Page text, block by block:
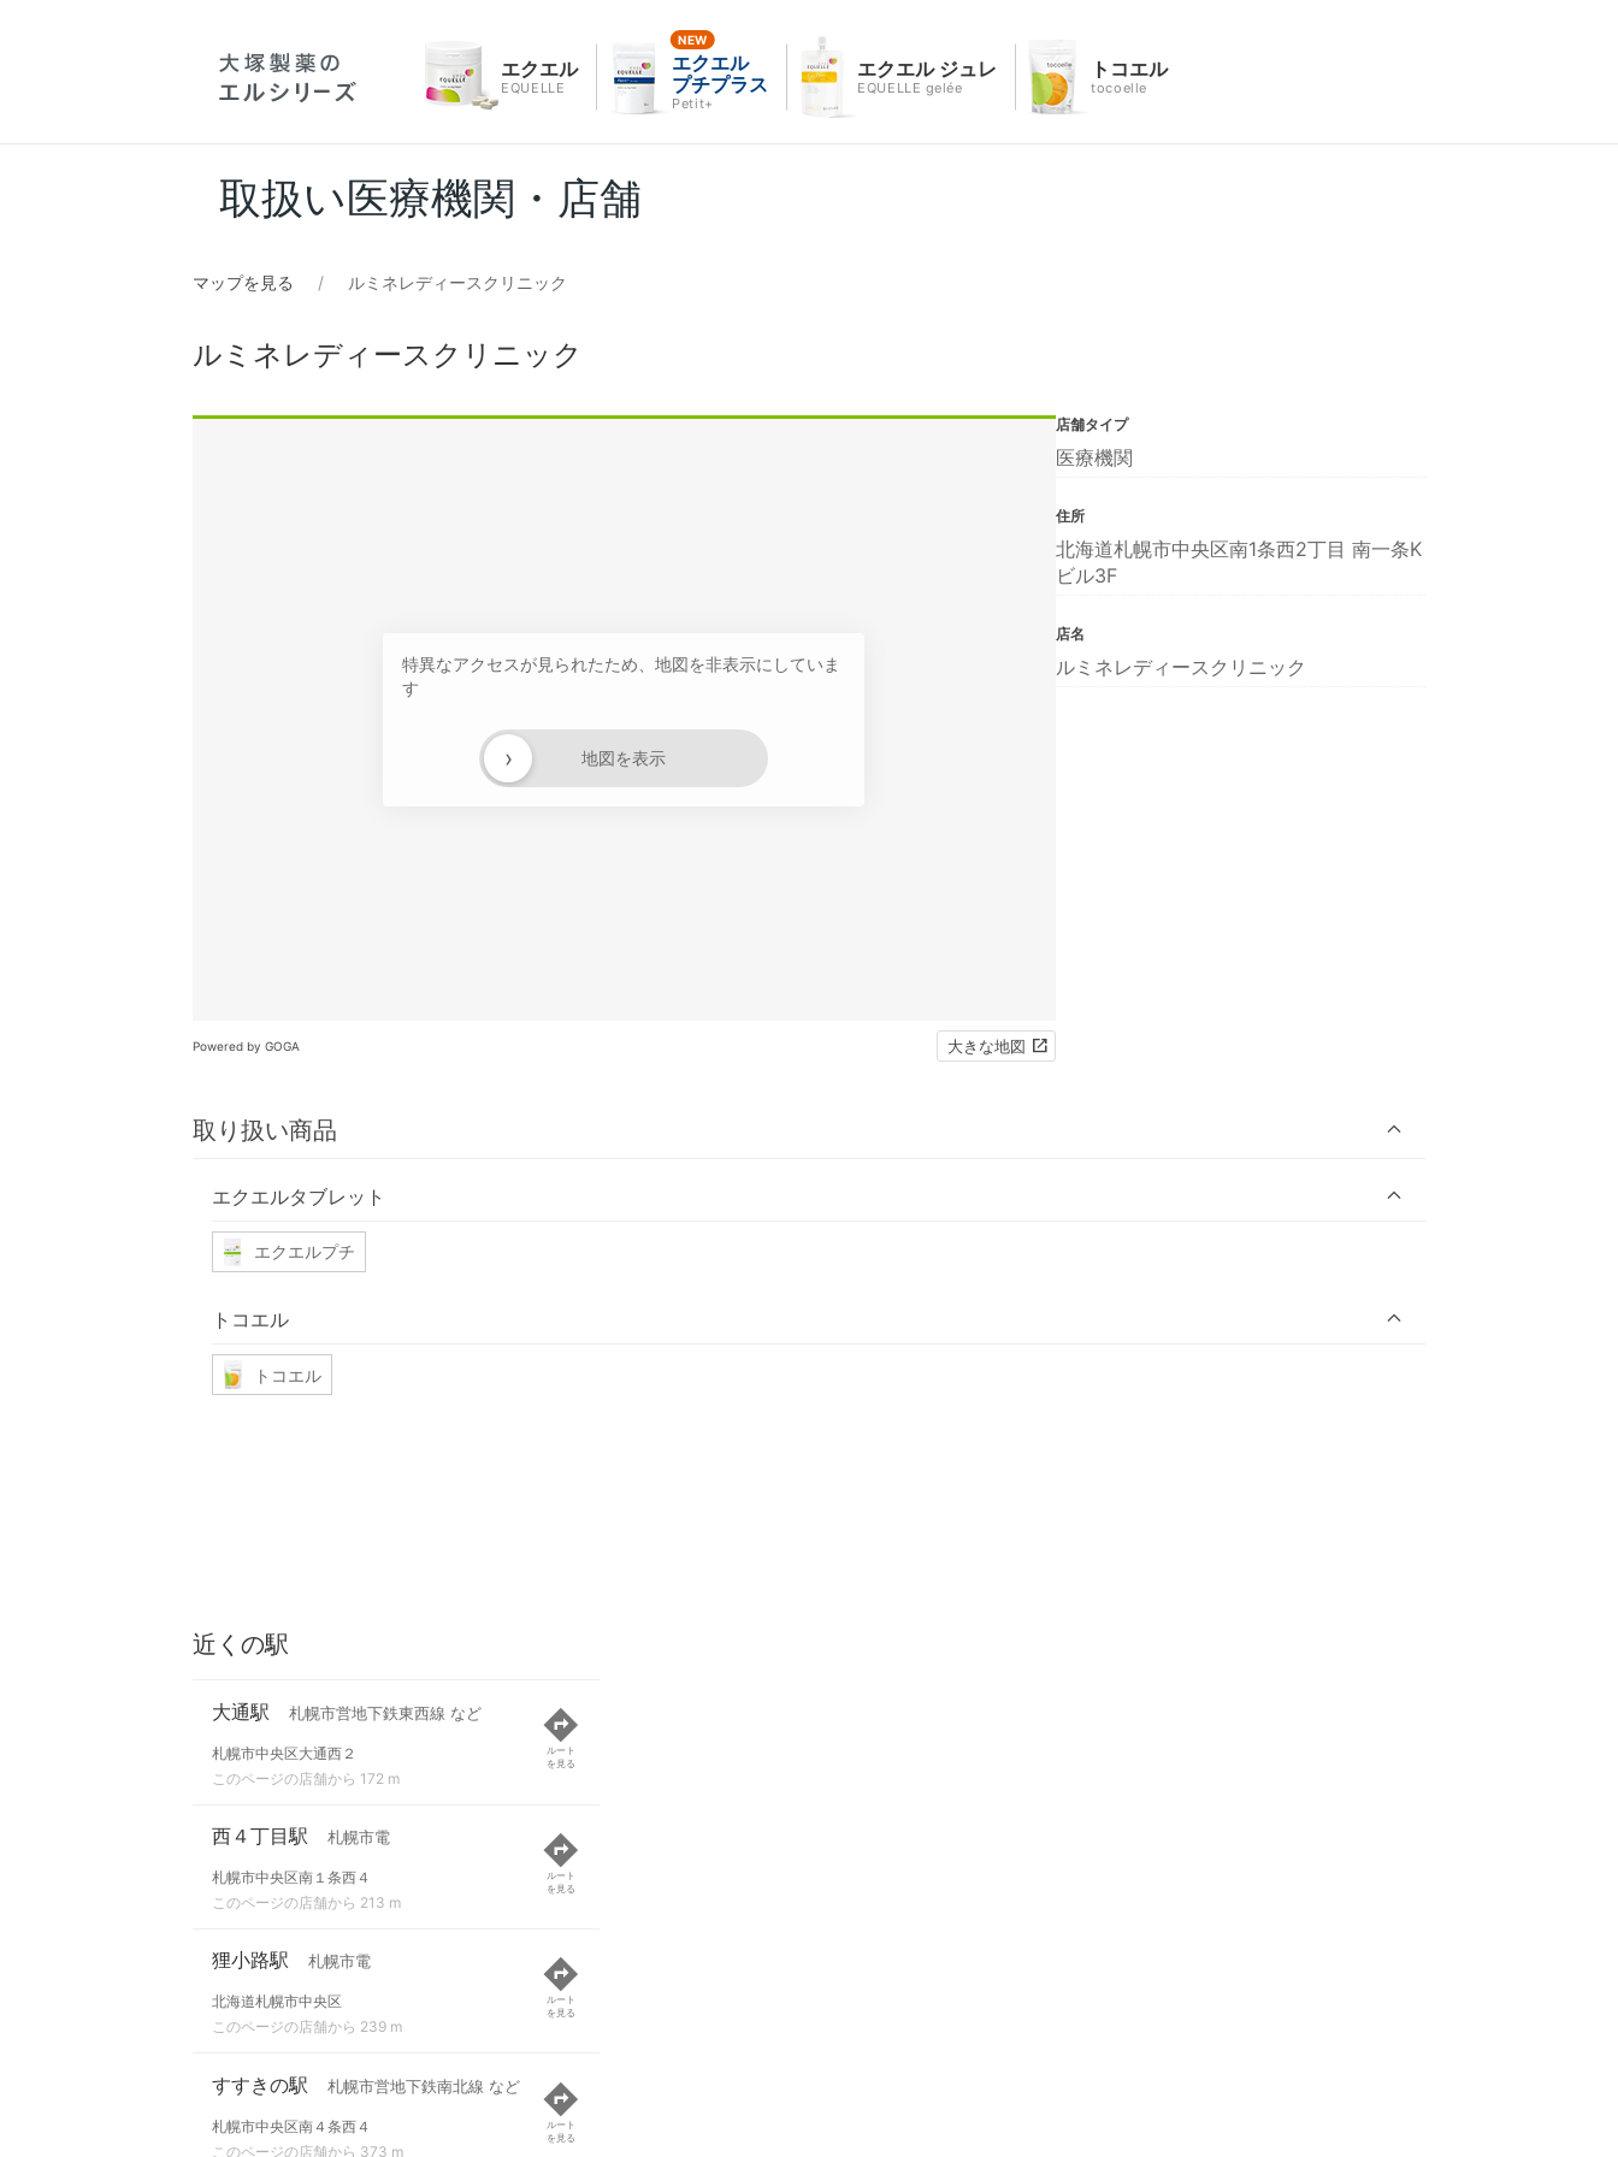
エクエル
EQUELLE
エクエル
プチプラス
Petit+
エクエル ジュレ
EQUELLE gelée
トコエル
tocoelle
取扱い医療機関・店舗
マップを見る ルミネレディースクリニック
ルミネレディースクリニック
特異なアクセスが見られたため、地図を非表示にしていま
す
地図を表示
›
Powered by GOGA 大きな地図
取り扱い商品
エクエルタブレット
エクエルプチ
トコエル
トコエル
店舗タイプ
医療機関
住所
北海道札幌市中央区南1条西2丁目 南一条K
ビル3F
店名
ルミネレディースクリニック
近くの駅
大通駅 札幌市営地下鉄東西線 など
札幌市中央区大通西２
このページの店舗から 172 m
ルート
を見る
西４丁目駅 札幌市電
札幌市中央区南１条西４
このページの店舗から 213 m
ルート
を見る
狸小路駅 札幌市電
北海道札幌市中央区
このページの店舗から 239 m
ルート
を見る
すすきの駅 札幌市営地下鉄南北線 など
札幌市中央区南４条西４
このページの店舗から 373 m
ルート
を見る